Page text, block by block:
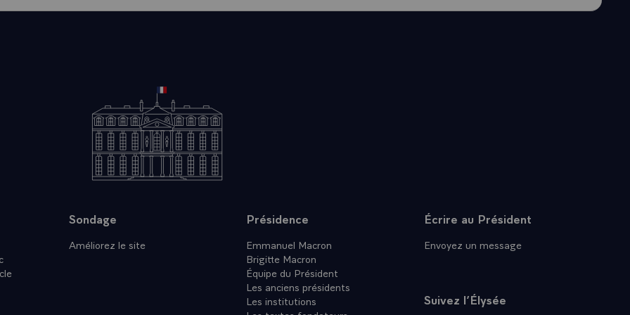
prendre leurs responsabilités à cet égard. C’est ainsi un plan pour une paix
vérifiable que nous avons préparé avec les Ukrainiens et plusieurs partenaires
j’ai été défendre aux Etats-Unis il y a 15 jours et à travers l’Europe. Et je veux
Unis resteront à nos côtés : mais il nous faut être prêts si tel n’était pas le
Ukraine soit acquise rapidement ou non, les Etats européens doivent, compte tenu
de défense et cela pour la paix même, pour dissuader. A ce titre, nous
notre indépendance, en matière de défense et de sécurité. L’avenir de
à être tranché à Washington ou à Moscou. Et oui, la menace revient à l’est et
quelque sorte des trente dernières années depuis la chute du mur de Berlin est
Sondage
Améliorez le site
Présidence
Emmanuel Macron
Brigitte Macron
Équipe du Président
Les anciens présidents
Les institutions
Écrire au Président
Envoyez un message
Suivez l’Élysée